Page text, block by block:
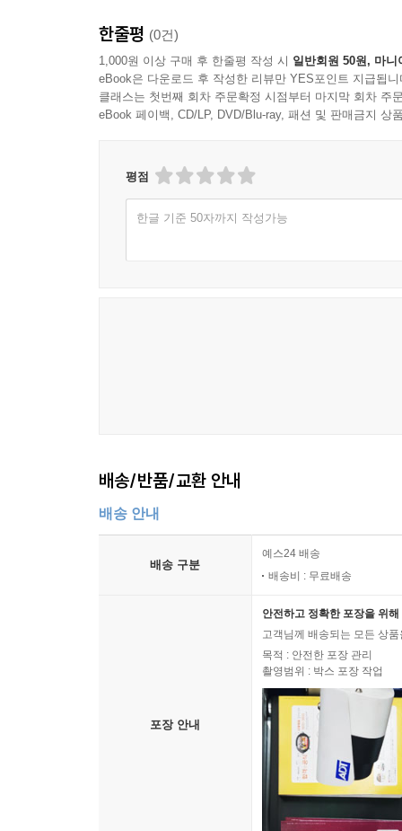
한줄평 (0건)
1,000원 이상 구매 후 한줄평 작성 시 일반회원 50원, 마니
eBook은 다운로드 후 작성한 리뷰만 YES포인트 지급됩니
클래스는 첫번째 회차 주문확정 시점부터 마지막 회차 주
eBook 페이백, CD/LP, DVD/Blu-ray, 패션 및 판매금지 상
평점
한글 기준 50자까지 작성가능
배송/반품/교환 안내
배송 안내
배송 구분
예스24 배송
배송비 : 무료배송
포장 안내
안전하고 정확한 포장을 위
고객님께 배송되는 모든 상
목적 : 안전한 포장 관리
촬영범위 : 박스 포장 작업